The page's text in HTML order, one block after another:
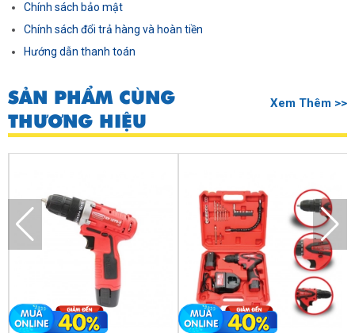
Chính sách bảo mật
Chính sách đổi trả hàng và hoàn tiền
Hướng dẫn thanh toán
SẢN PHẨM CÙNG
THƯƠNG HIỆU
Xem Thêm >>